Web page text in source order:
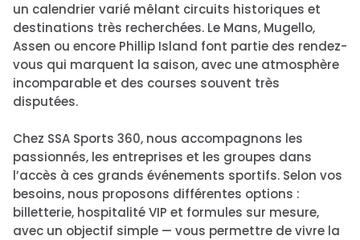
un calendrier varié mêlant circuits historiques et
destinations très recherchées. Le Mans, Mugello,
Assen ou encore Phillip Island font partie des rendez-
vous qui marquent la saison, avec une atmosphère
incomparable et des courses souvent très
disputées.
Chez SSA Sports 360, nous accompagnons les
passionnés, les entreprises et les groupes dans
l’accès à ces grands événements sportifs. Selon vos
besoins, nous proposons différentes options :
billetterie, hospitalité VIP et formules sur mesure,
avec un objectif simple — vous permettre de vivre la